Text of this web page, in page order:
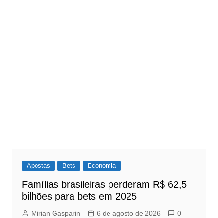
Apostas Bets Economia
Famílias brasileiras perderam R$ 62,5
bilhões para bets em 2025
Mirian Gasparin 6 de agosto de 2026 0